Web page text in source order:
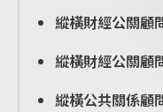
縱橫財經公關顧
縱橫財經公關顧
縱橫公共關係顧